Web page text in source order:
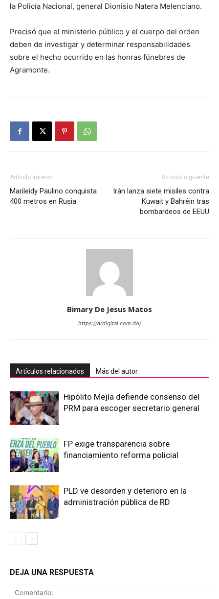
la Policía Nacional, general Dionisio Natera Melenciano.
Precisó que el ministerio público y el cuerpo del orden
deben de investigar y determinar responsabilidades
sobre el hecho ocurrido en las honras fúnebres de
Agramonte.
Artículo anterior
Marileidy Paulino conquista
400 metros en Rusia
Artículo siguiente
Irán lanza siete misiles contra
Kuwait y Bahréin tras
bombardeos de EEUU
Bimary De Jesus Matos
https://ardigital.com.do/
Artículos relacionados Más del autor
Hipólito Mejía defiende consenso del
PRM para escoger secretario general
FP exige transparencia sobre
financiamiento reforma policial
PLD ve desorden y deterioro en la
administración pública de RD
DEJA UNA RESPUESTA